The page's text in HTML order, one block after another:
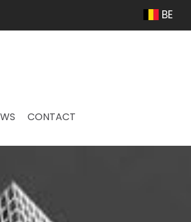
BE
CONTACT